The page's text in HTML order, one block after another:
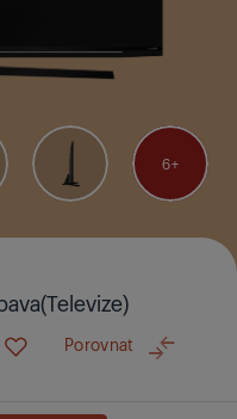
6
Porovnat